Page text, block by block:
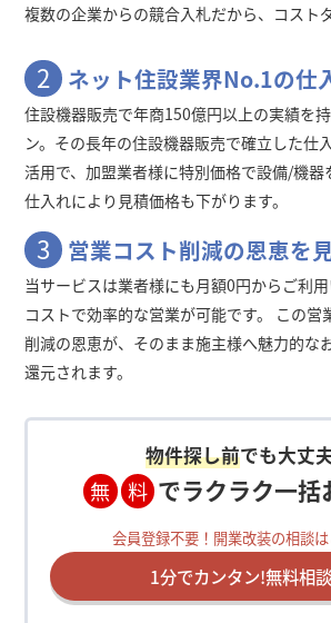
複数の企業からの競合入札だから、コスト
2 ネット住設業界No.1の仕
住設機器販売で年商150億円以上の実績を
ン。その長年の住設機器販売で確立した仕
活用で、加盟業者様に特別価格で設備/機器
仕入れにより見積価格も下がります。
3 営業コスト削減の恩恵を
当サービスは業者様にも月額0円からご利
コストで効率的な営業が可能です。 この営
削減の恩恵が、そのまま施主様へ魅力的な
還元されます。
物件探し前でも大丈
無 料 でラクラク一括
会員登録不要！開業改装の相談は
1分でカンタン!無料相談